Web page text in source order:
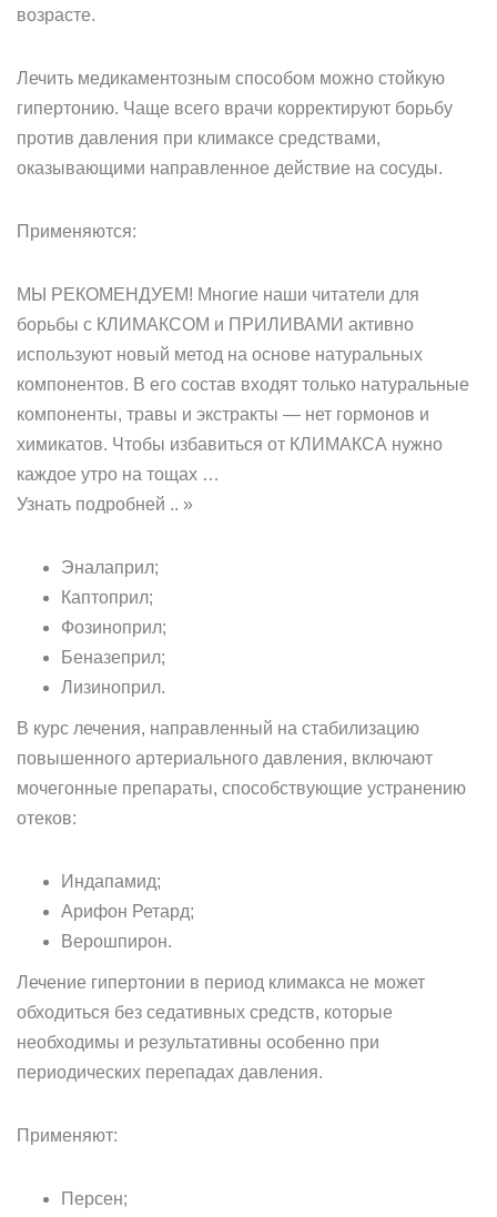
возрасте.
Лечить медикаментозным способом можно стойкую
гипертонию. Чаще всего врачи корректируют борьбу
против давления при климаксе средствами,
оказывающими направленное действие на сосуды.
Применяются:
МЫ РЕКОМЕНДУЕМ! Многие наши читатели для
борьбы с КЛИМАКСОМ и ПРИЛИВАМИ активно
используют новый метод на основе натуральных
компонентов. В его состав входят только натуральные
компоненты, травы и экстракты — нет гормонов и
химикатов. Чтобы избавиться от КЛИМАКСА нужно
каждое утро на тощах …
Узнать подробней .. »
Эналаприл;
Каптоприл;
Фозиноприл;
Беназеприл;
Лизиноприл.
В курс лечения, направленный на стабилизацию
повышенного артериального давления, включают
мочегонные препараты, способствующие устранению
отеков:
Индапамид;
Арифон Ретард;
Верошпирон.
Лечение гипертонии в период климакса не может
обходиться без седативных средств, которые
необходимы и результативны особенно при
периодических перепадах давления.
Применяют:
Персен;